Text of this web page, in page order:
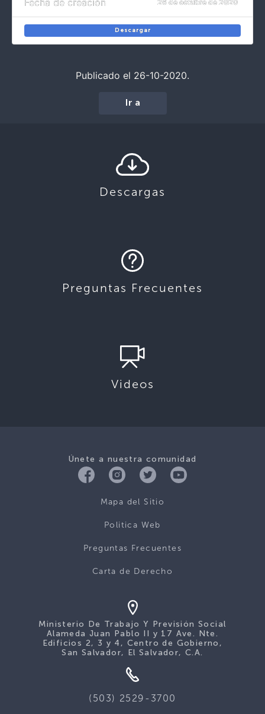
Fecha de creación 26 de octubre de 2020
Descargar
Publicado el 26-10-2020.
Ir a
Descargas
Preguntas Frecuentes
Videos
Únete a nuestra comunidad
Mapa del Sitio
Politica Web
Preguntas Frecuentes
Carta de Derecho
Ministerio De Trabajo Y Previsión Social
Alameda Juan Pablo II y 17 Ave. Nte.
Edificios 2, 3 y 4, Centro de Gobierno,
San Salvador, El Salvador, C.A.
(503) 2529-3700